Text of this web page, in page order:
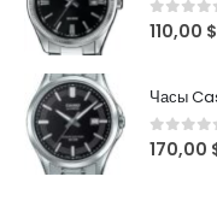
0out
110,00 $
Часы
0out
170,00